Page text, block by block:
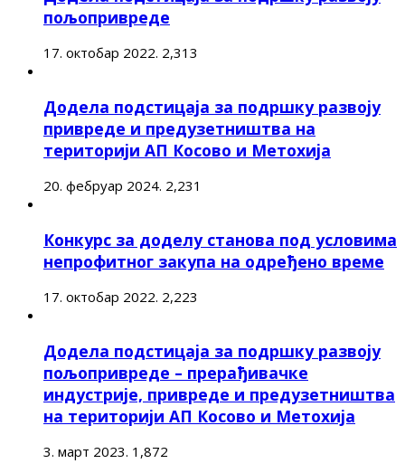
пољопривреде
17. октобар 2022. 2,313
Додела подстицаја за подршку развоју
привреде и предузетништва на
територији АП Косово и Метохија
20. фебруар 2024. 2,231
Конкурс за доделу станова под условима
непрофитног закупа на одређено време
17. октобар 2022. 2,223
Додела подстицаја за подршку развоју
пољопривреде – прерађивачке
индустрије, привреде и предузетништва
на територији АП Косово и Метохија
3. март 2023. 1,872